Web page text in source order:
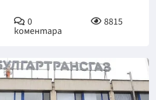
0
коментара
8815